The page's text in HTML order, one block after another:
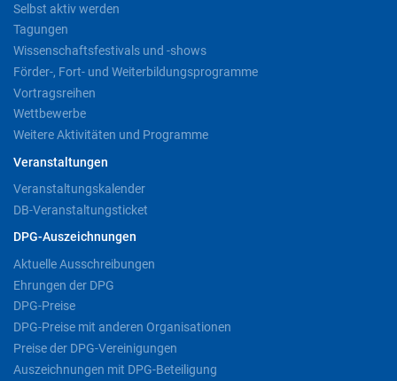
Selbst aktiv werden
Tagungen
Wissenschaftsfestivals und -shows
Förder-, Fort- und Weiterbildungsprogramme
Vortragsreihen
Wettbewerbe
Weitere Aktivitäten und Programme
Veranstaltungen
Veranstaltungskalender
DB-Veranstaltungsticket
DPG-Auszeichnungen
Aktuelle Ausschreibungen
Ehrungen der DPG
DPG-Preise
DPG-Preise mit anderen Organisationen
Preise der DPG-Vereinigungen
Auszeichnungen mit DPG-Beteiligung